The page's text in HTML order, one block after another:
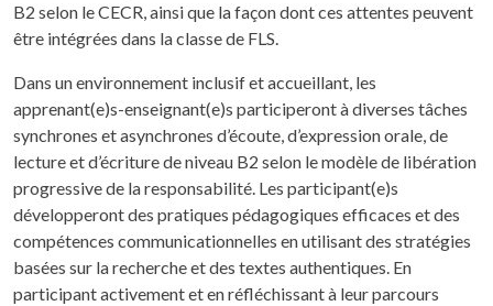
B2 selon le CECR, ainsi que la façon dont ces attentes peuvent
être intégrées dans la classe de FLS.
Dans un environnement inclusif et accueillant, les
apprenant(e)s-enseignant(e)s participeront à diverses tâches
synchrones et asynchrones d’écoute, d’expression orale, de
lecture et d’écriture de niveau B2 selon le modèle de libération
progressive de la responsabilité. Les participant(e)s
développeront des pratiques pédagogiques efficaces et des
compétences communicationnelles en utilisant des stratégies
basées sur la recherche et des textes authentiques. En
participant activement et en réfléchissant à leur parcours